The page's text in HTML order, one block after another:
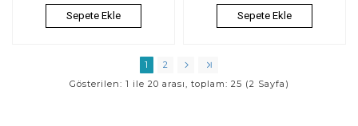
Sepete Ekle Sepete Ekle
1
2
Gösterilen: 1 ile 20 arası, toplam: 25 (2 Sayfa)